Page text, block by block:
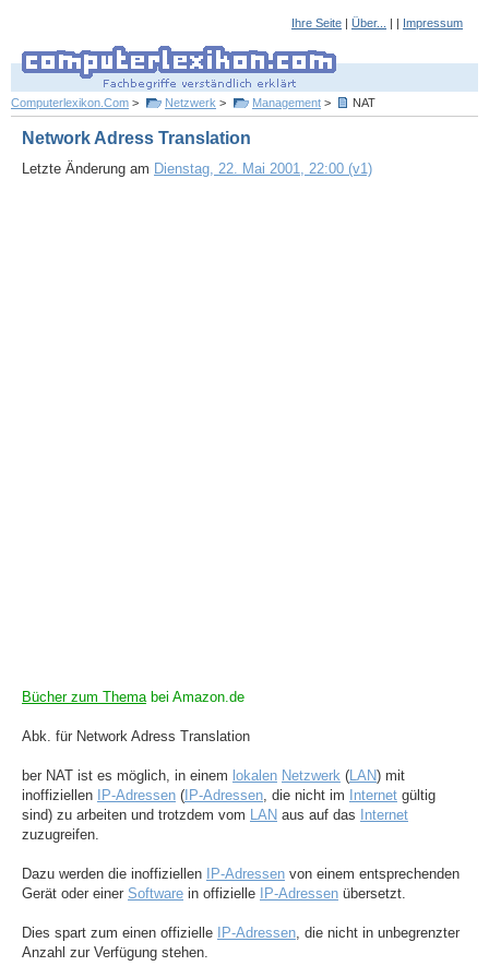
Ihre Seite | Über... | | Impressum
Computerlexikon.Com > Netzwerk > Management > NAT
Network Adress Translation
Letzte Änderung am Dienstag, 22. Mai 2001, 22:00 (v1)
Bücher zum Themabei Amazon.de
Abk. für Network Adress Translation
ber NAT ist es möglich, in einem lokalen Netzwerk (LAN) mit
inoffiziellen
IP-Adressen ( IP-Adressen, die nicht im Internet gültig
sind) zu arbeiten und trotzdem vom LAN aus auf das
Internet
zuzugreifen.
Dazu werden die inoffiziellen IP-Adressen von einem entsprechenden
Gerät oder einer Software in offizielle IP-Adressen übersetzt.
Dies spart zum einen offizielle IP-Adressen, die nicht in unbegrenzter
Anzahl zur Verfügung stehen.